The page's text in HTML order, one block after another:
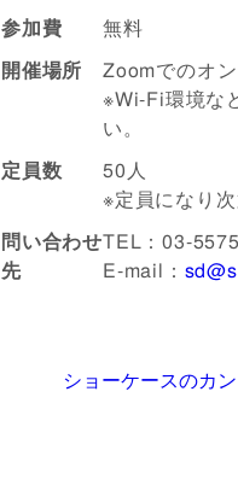
参加費 無料
開催場所 Zoomでのオ
※Wi-Fi環境な
い。
定員数 50人
※定員になり
問い合わせ
先
TEL：03-
E-mail：
ショーケースのカ